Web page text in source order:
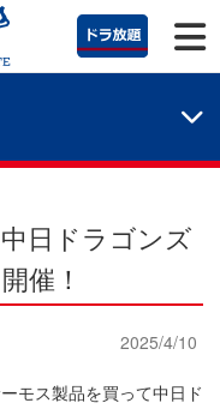
日ドラゴンズ
催！
2025/4/10
モス製品を買って中日ド